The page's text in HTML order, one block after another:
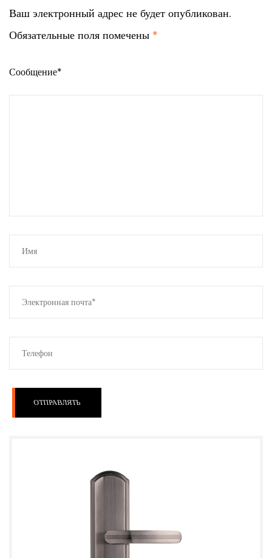
Ваш электронный адрес не будет опубликован.
Обязательные поля помечены *
Сообщение*
ОТПРАВЛЯТЬ